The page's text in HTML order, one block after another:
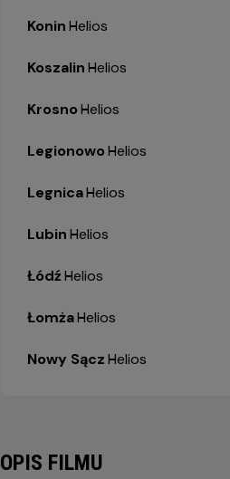
Konin-
Helios
Koszalin-
Helios
Krosno-
Helios
Legionowo-
Helios
Legnica-
Helios
Lubin-
Helios
Łódź-
Helios
Łomża-
Helios
Nowy Sącz-
Helios
OPIS FILMU